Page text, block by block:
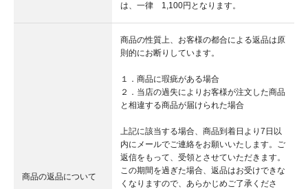
は、一律 1,100円となります。
商品の返品について
商品の性質上、お客様の都合による返品は原
則的にお断りしています。
１．商品に瑕疵がある場合
２．当店の過失によりお客様が注文した商品
と相違する商品が届けられた場合
上記に該当する場合、商品到着日より7日以
内にメールでご連絡をお願いいたします。ご
返信をもって、受領とさせていただきます。
この期間を過ぎた場合、返品はお受けできな
くなりますので、あらかじめご了承くださ